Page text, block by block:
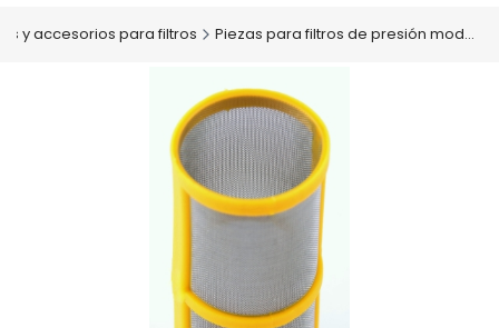
y accesorios para filtros Piezas para filtros de presión modulares